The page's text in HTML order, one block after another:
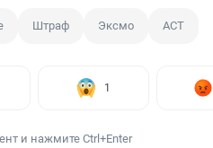
Штраф Эксмо АСТ
1
и нажмите Ctrl+Enter